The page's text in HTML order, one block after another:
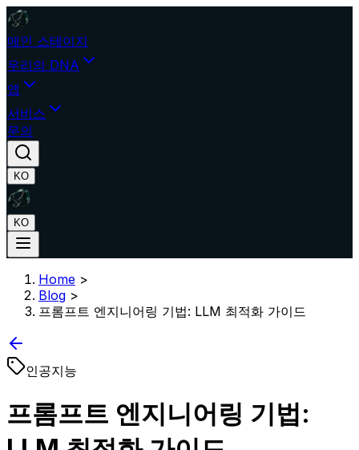
메인 스테이지
우리의 DNA
앱
서비스
문의
KO
KO
Home >
Blog >
프롬프트 엔지니어링 기법: LLM 최적화 가이드
인공지능
프롬프트 엔지니어링 기법: